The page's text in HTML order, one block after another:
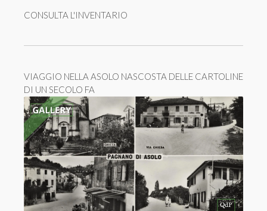
CONSULTA L'INVENTARIO
VIAGGIO NELLA ASOLO NASCOSTA DELLE CARTOLINE
DI UN SECOLO FA